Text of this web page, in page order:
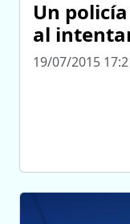
Un
al
19/07/2015